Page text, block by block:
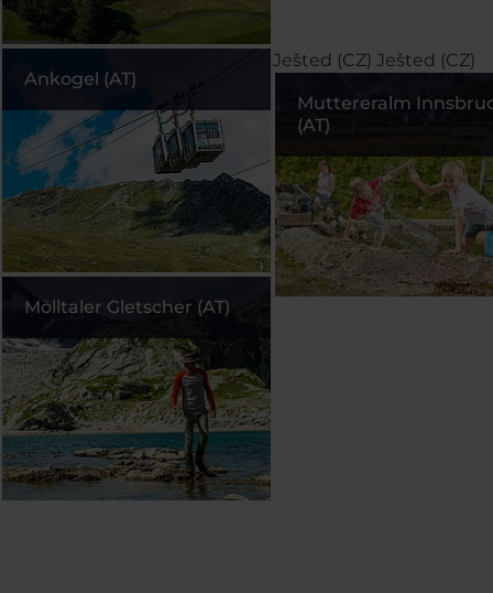
Ješted (CZ) Ješted (CZ)
Ankogel (AT)
Muttereralm
(AT)
Mölltaler Gletscher (AT)